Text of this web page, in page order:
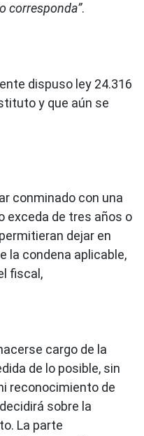
corresponda”.
dispuso ley 24.316
y que aún se
conminado con una
exceda de tres años o
dejar en
la condena aplicable,
fiscal,
cargo de la
de lo posible, sin
reconocimiento de
sobre la
La parte